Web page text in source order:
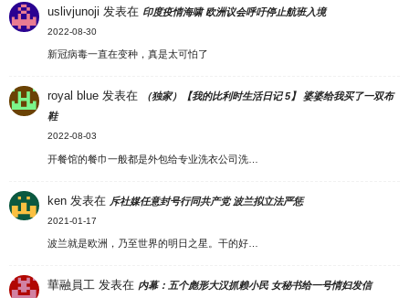
uslivjunoji 发表在 印度疫情海啸 欧洲议会呼吁停止航班入境
2022-08-30
新冠病毒一直在变种，真是太可怕了
royal blue 发表在
（独家）【我的比利时生活日记 5】 婆婆给我买了一双布
鞋
2022-08-03
开餐馆的餐巾一般都是外包给专业洗衣公司洗…
ken 发表在 斥社媒任意封号行同共产党 波兰拟立法严惩
2021-01-17
波兰就是欧洲，乃至世界的明日之星。干的好…
華融員工 发表在 内幕：五个彪形大汉抓赖小民 女秘书给一号情妇发信